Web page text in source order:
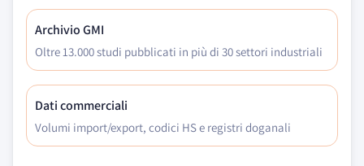
Archivio GMI
Oltre 13.000 studi pubblicati in più di 30 settori industriali
Dati commerciali
Volumi import/export, codici HS e registri doganali